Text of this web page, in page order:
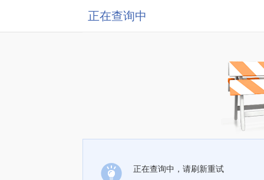
正在查询中
正在查询中，请刷新重试